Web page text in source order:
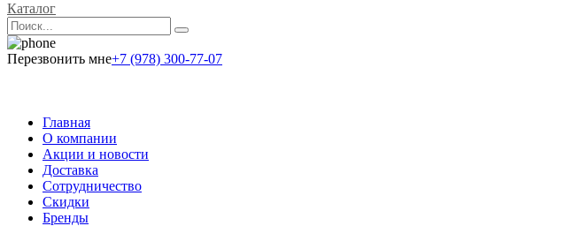
Каталог
Перезвонить мне+7 (978) 300-77-07
Главная
О компании
Акции и новости
Доставка
Сотрудничество
Скидки
Бренды